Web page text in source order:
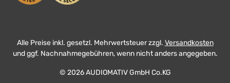
© 2026 AUDIOMATIV GmbH Co.KG
Alle Preise inkl. gesetzl. Mehrwertsteuer zzgl. Versandkosten
und ggf. Nachnahmegebühren, wenn nicht anders angegeben.